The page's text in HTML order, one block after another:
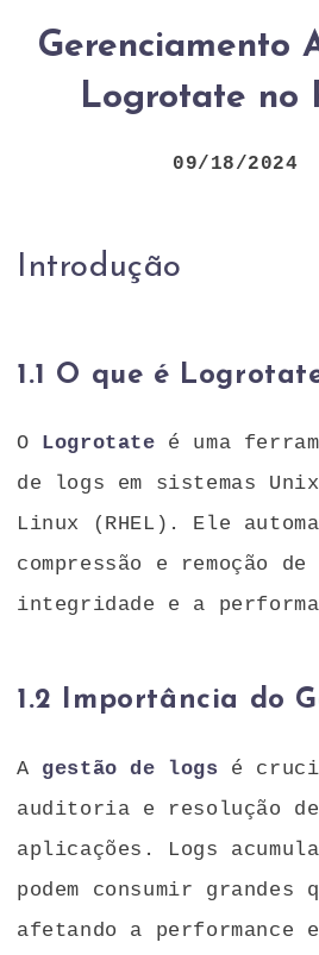
Gerenciamento
Logrotate no
09/18/2024
Introdução
1.1 O que é
O Logrotate é uma
de logs em sistemas
Linux (RHEL). Ele
compressão e remoção
integridade e a
1.2 Importância do
A gestão de logs é
auditoria e resolução
aplicações. Logs
podem consumir grandes
afetando a performance